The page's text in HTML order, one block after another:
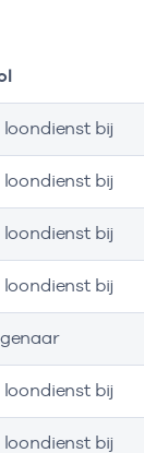
loondienst bij
loondienst bij
loondienst bij
loondienst bij
loondienst bij
loondienst bij